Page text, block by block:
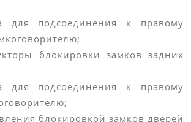
для подсоединения к правому
блокировки замков задних
для подсоединения к правому
блокировкой замков дверей